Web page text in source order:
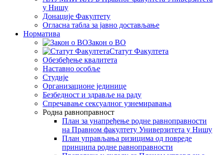
у Нишу
Донације Факултету
Огласна табла за јавно достављање
Норматива
Закон о ВО
Статут Факултета
Обезбеђење квалитета
Наставно особље
Студије
Организационе јединице
Безбедност и здравље на раду
Спречавање сексуалног узнемиравања
Родна равноправност
План за унапређење родне равноправности
на Правном факултету Универзитета у Нишу
План управљања ризицима од повреде
принципа родне равноправности